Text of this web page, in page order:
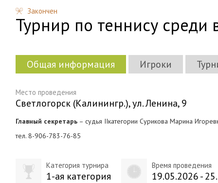
Закончен
Турнир по теннису среди
Общая информация Игроки
Место проведения
Светлогорск (Калинингр.), ул. Ленина, 9
Главный секретарь – судья IIкатегории Сурикова Марина
тел. 8-906-783-76-85
Категория турнира
1-ая категория
Время проведения
19.05.2026 -